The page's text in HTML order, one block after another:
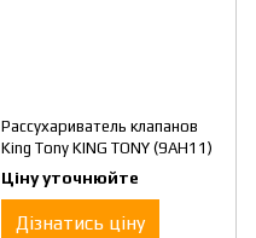
Рассухариватель клапанов
King Tony KING TONY (9AH11)
Ціну уточнюйте
Дізнатись ціну